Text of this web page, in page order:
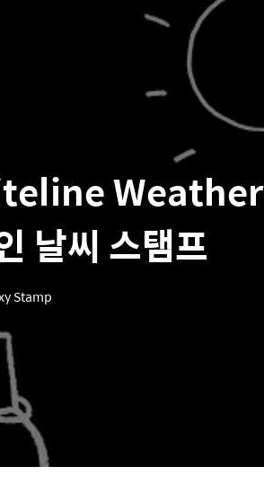
Weather
날씨 스탬프
Stamp